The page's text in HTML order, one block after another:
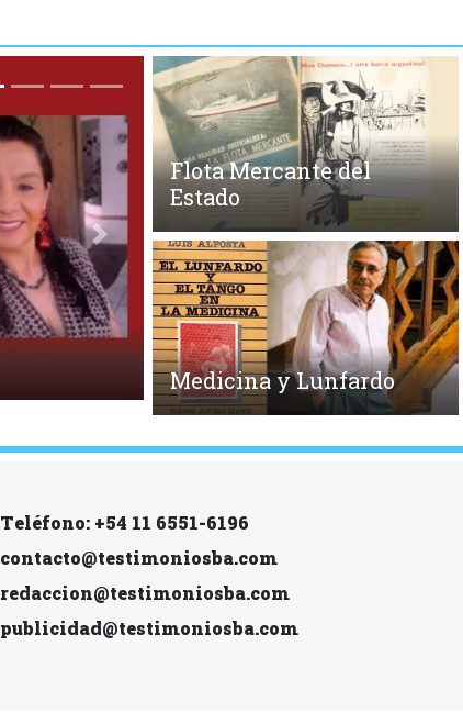
Siguiente
Flota Mercante del
Estado
Medicina y Lunfardo
Teléfono: +54 11 6551-6196
contacto@testimoniosba.com
redaccion@testimoniosba.com
publicidad@testimoniosba.com